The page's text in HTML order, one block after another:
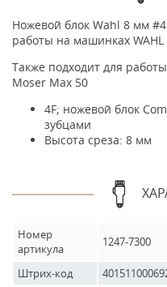
Ножевой блок Wahl 8 мм
работы на машинках WAHL
Также подходит для
Moser Max 50
4F; ножевой блок
зубцами
Высота среза: 8 мм
Номер
артикула
1247-7300
Штрих-код